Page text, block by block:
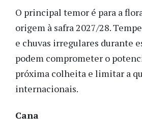
O principal temor é para a
origem à safra 2027/28.
e chuvas irregulares durante
podem comprometer o
próxima colheita e limitar a
internacionais.
Cana